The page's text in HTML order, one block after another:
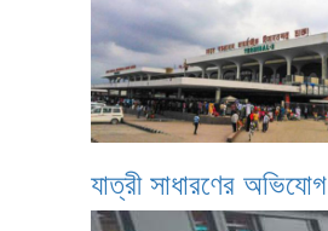
যাত্রী সাধারণের